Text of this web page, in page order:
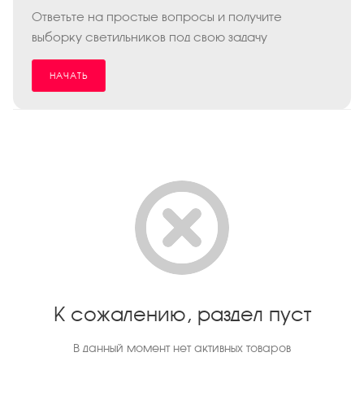
Ответьте на простые вопросы и получите
выборку светильников под свою задачу
НАЧАТЬ
К сожалению, раздел пуст
В данный момент нет активных товаров